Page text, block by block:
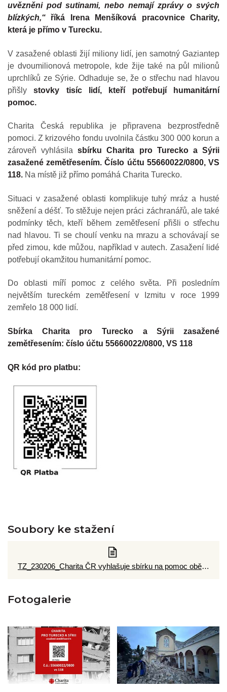
uvězněni pod sutinami, nebo nemají zprávy o svých
blízkých,“ říká Irena Menšíková pracovnice Charity,
která je přímo v Turecku.
V zasažené oblasti žijí miliony lidí, jen samotný Gaziantep
je dvoumilionová metropole, kde žije také na půl milionů
uprchlíků ze Sýrie. Odhaduje se, že o střechu nad hlavou
přišlystovky tisíc lidí, kteří potřebují humanitární
pomoc.
Charita Česká republika je připravena bezprostředně
pomoci. Z krizového fondu uvolnila částku 300 000 korun a
zároveň vyhlásilasbírku Charita pro Turecko a Sýrii
zasažené zemětřesením. Číslo účtu 55660022/0800, VS
118. Na místě již přímo pomáhá Charita Turecko.
Situaci v zasažené oblasti komplikuje tuhý mráz a husté
sněžení a déšť. To stěžuje nejen práci záchranářů, ale také
podmínky těch, kteří během zemětřesení přišli o střechu
nad hlavou. Ti se choulí venku na mrazu a schovávají se
před zimou, kde můžou, například v autech. Zasažení lidé
potřebují okamžitou humanitární pomoc.
Do oblasti míří pomoc z celého světa. Při posledním
největším tureckém zemětřesení v Izmitu v roce 1999
zemřelo 18 000 lidí.
Sbírka Charita pro Turecko a Sýrii zasažené
zemětřesením: číslo účtu 55660022/0800, VS 118
QR kód pro platbu:
Soubory ke stažení
TZ_230206_Charita ČR vyhlašuje sbírku na pomoc obětem zemětřesení v Turecku a Sýrii.pdf
Fotogalerie